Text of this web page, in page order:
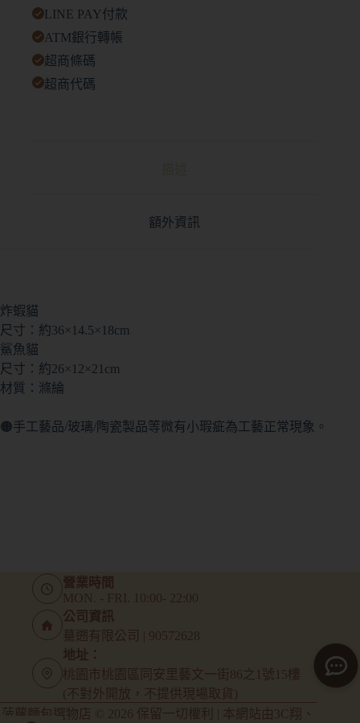
LINE PAY付款
ATM銀行轉帳
超商條碼
超商代碼
額外資訊
炸蝦貓
尺寸：約36×14.5×18cm
鯊魚貓
尺寸：約26×12×21cm
材質：滌綸
🟠手工藝品/玻璃/陶瓷製品等微有小瑕疵為工藝正常現象。
營業時間
MON. - FRI. 10:00- 22:00
公司資訊
驀遡有限公司 | 90572628
地址：
桃園市桃園區同安里藝文一街86之1號15樓
(不對外開放，不提供現場取貨)
菠蘿麵包選物店 © 2026 保留一切權利 | 本網站由 3C翔 、